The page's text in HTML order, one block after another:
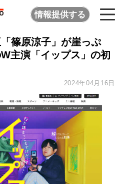
情報提供する
篠原涼子」が崖っぷ
主演「イップス」の初
2024年04月16日